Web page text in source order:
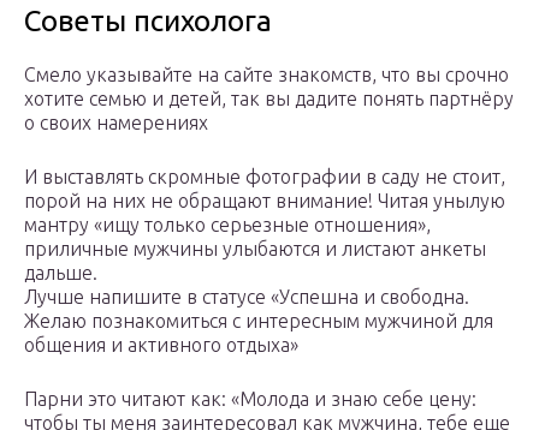
Советы психолога
Смело указывайте на сайте знакомств, что вы срочно
хотите семью и детей, так вы дадите понять партнёру
о своих намерениях
И выставлять скромные фотографии в саду не стоит,
порой на них не обращают внимание! Читая унылую
мантру «ищу только серьезные отношения»,
приличные мужчины улыбаются и листают анкеты
дальше.
Лучше напишите в статусе «Успешна и свободна.
Желаю познакомиться с интересным мужчиной для
общения и активного отдыха»
Парни это читают как: «Молода и знаю себе цену:
чтобы ты меня заинтересовал как мужчина, тебе еще